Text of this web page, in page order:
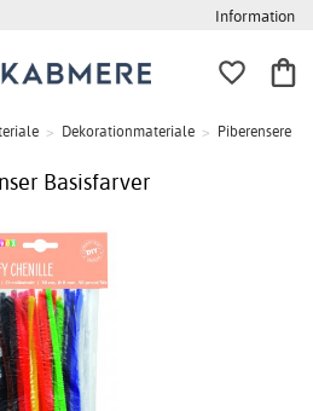
Information
> Dekorationmateriale > Piberensere
Basisfarver